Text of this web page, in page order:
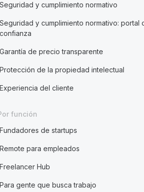
Seguridad y cumplimiento normativo
Seguridad y cumplimiento normativo: portal
confianza
Garantía de precio transparente
Protección de la propiedad intelectual
Experiencia del cliente
función
Fundadores de startups
Remote para empleados
Freelancer Hub
Para gente que busca trabajo